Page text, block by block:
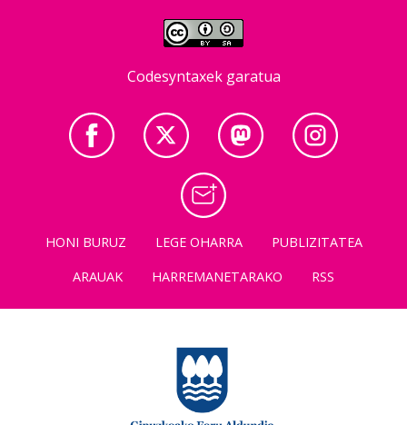
Codesyntaxek garatua
HONI BURUZ LEGE OHARRA
PUBLIZITATEA
ARAUAK
HARREMANETARAKO RSS